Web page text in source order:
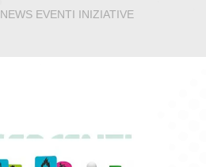
NEWS EVENTI INIZIATIVE